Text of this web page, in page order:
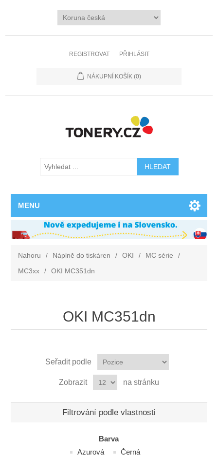
REGISTROVAT PŘIHLÁSIT
NÁKUPNÍ KOŠÍK (0)
MENU
Nahoru / Náplně do tiskáren / OKI / MC série
/
MC3xx
/ OKI MC351dn
OKI MC351dn
Seřadit podle
Zobrazit na stránku
Filtrování podle vlastnosti
Barva
Azurová
Černá